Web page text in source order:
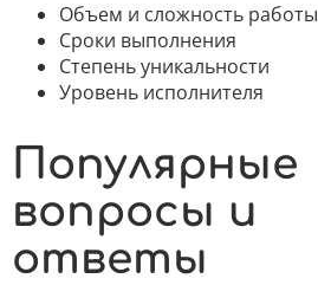
Объем и сложность работы
Сроки выполнения
Степень уникальности
Уровень исполнителя
Популярные
вопросы и
ответы